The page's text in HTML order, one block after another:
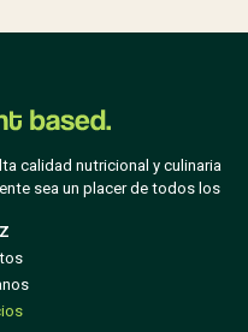
calidad nutricional y culinaria
sea un placer de todos los